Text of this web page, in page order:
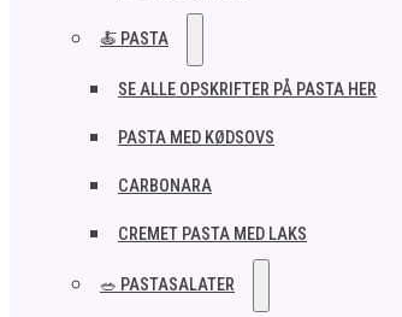
🍝 PASTA
SE ALLE OPSKRIFTER PÅ PASTA HER
PASTA MED KØDSOVS
CARBONARA
CREMET PASTA MED LAKS
🥗 PASTASALATER